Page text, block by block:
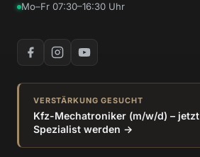
Mo–Fr 07:30–16:30 Uhr
VERSTÄRKUNG GESUCHT
Kfz-Mechatroniker (m/w/d) – jetzt
Spezialist werden →